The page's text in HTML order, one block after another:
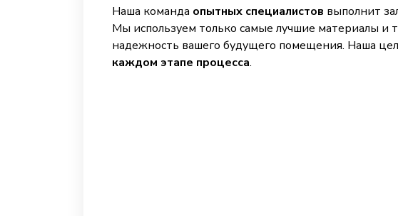
Наша команда опытных специалистов выполнит
Мы используем только самые лучшие материалы и
надежность вашего будущего помещения. Наша
каждом этапе процесса.